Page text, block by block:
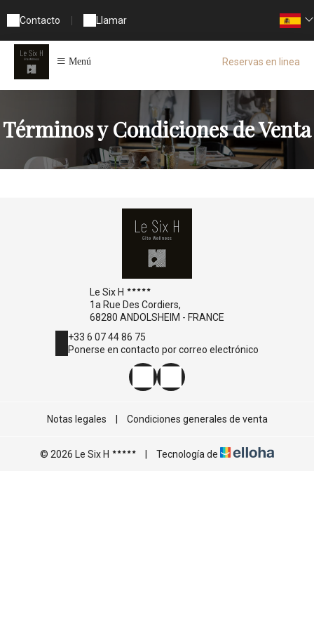
Contacto Llamar
Menú Reservas en linea
Términos y Condiciones de Venta
Le Six H
1a Rue Des Cordiers,
68280 ANDOLSHEIM - FRANCE
+33 6 07 44 86 75
Ponerse en contacto por correo electrónico
Notas legales Condiciones generales de venta
© 2026 Le Six H Tecnología de